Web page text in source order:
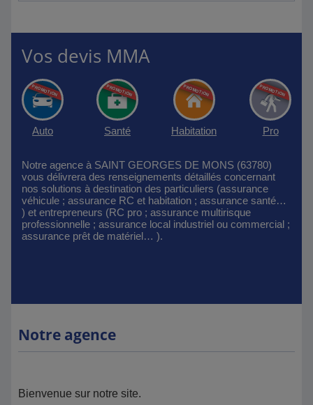
Vos devis MMA
Auto Santé Habitation Pro
Notre agence à SAINT GEORGES DE MONS (63780)
vous délivrera des renseignements détaillés concernant
nos solutions à destination des particuliers (assurance
véhicule ; assurance RC et habitation ; assurance santé…
) et entrepreneurs (RC pro ; assurance multirisque
professionnelle ; assurance local industriel ou commercial ;
assurance prêt de matériel… ).
Notre agence
Bienvenue sur notre site.